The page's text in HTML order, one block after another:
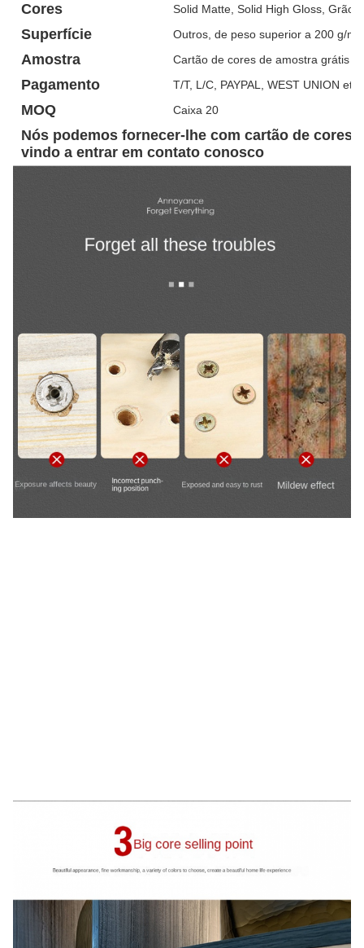
Cores Solid Matte, Solid High Gloss, Grão
Superfície Outros, de peso superior a 200 g/m2
Amostra Cartão de cores de amostra grátis
Pagamento T/T, L/C, PAYPAL, WEST UNION etc.
MOQ Caixa 20
Nós podemos fornecer-lhe com cartão de cores
vindo a entrar em contato conosco